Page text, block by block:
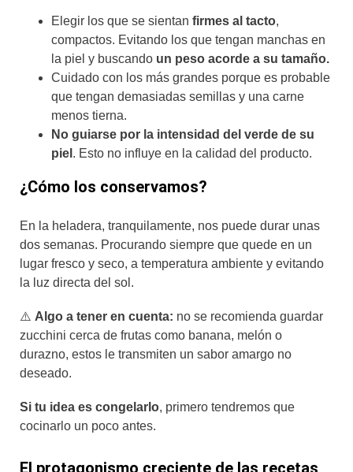
Elegir los que se sientan firmes al tacto,
compactos. Evitando los que tengan manchas en
la piel y buscando un peso acorde a su tamaño.
Cuidado con los más grandes porque es probable
que tengan demasiadas semillas y una carne
menos tierna.
No guiarse por la intensidad del verde de su
pie . Esto no influye en la calidad del producto.
¿Cómo los conservamos?
En la heladera, tranquilamente, nos puede durar unas
dos semanas. Procurando siempre que quede en un
lugar fresco y seco, a temperatura ambiente y evitando
la luz directa del sol.
⚠️ Algo a tener en cuenta: no se recomienda guardar
zucchini cerca de frutas como banana, melón o
durazno, estos le transmiten un sabor amargo no
deseado.
Si tu idea es congelarlo, primero tendremos que
cocinarlo un poco antes.